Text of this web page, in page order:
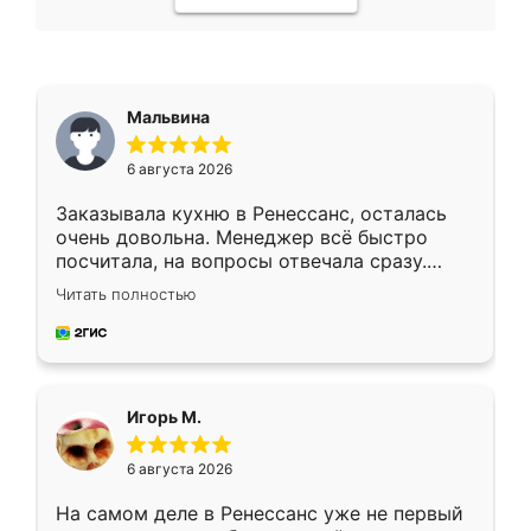
Мальвина
6 августа 2026
Заказывала кухню в Ренессанс, осталась
очень довольна. Менеджер всё быстро
посчитала, на вопросы отвечала сразу.
Замерщик приехал в субботу, подошёл к
делу со всей ответственностью. Собрали
за день, ребята работали аккуратно, даже
Читать полностью
Игорь М.
6 августа 2026
На самом деле в Ренессанс уже не первый